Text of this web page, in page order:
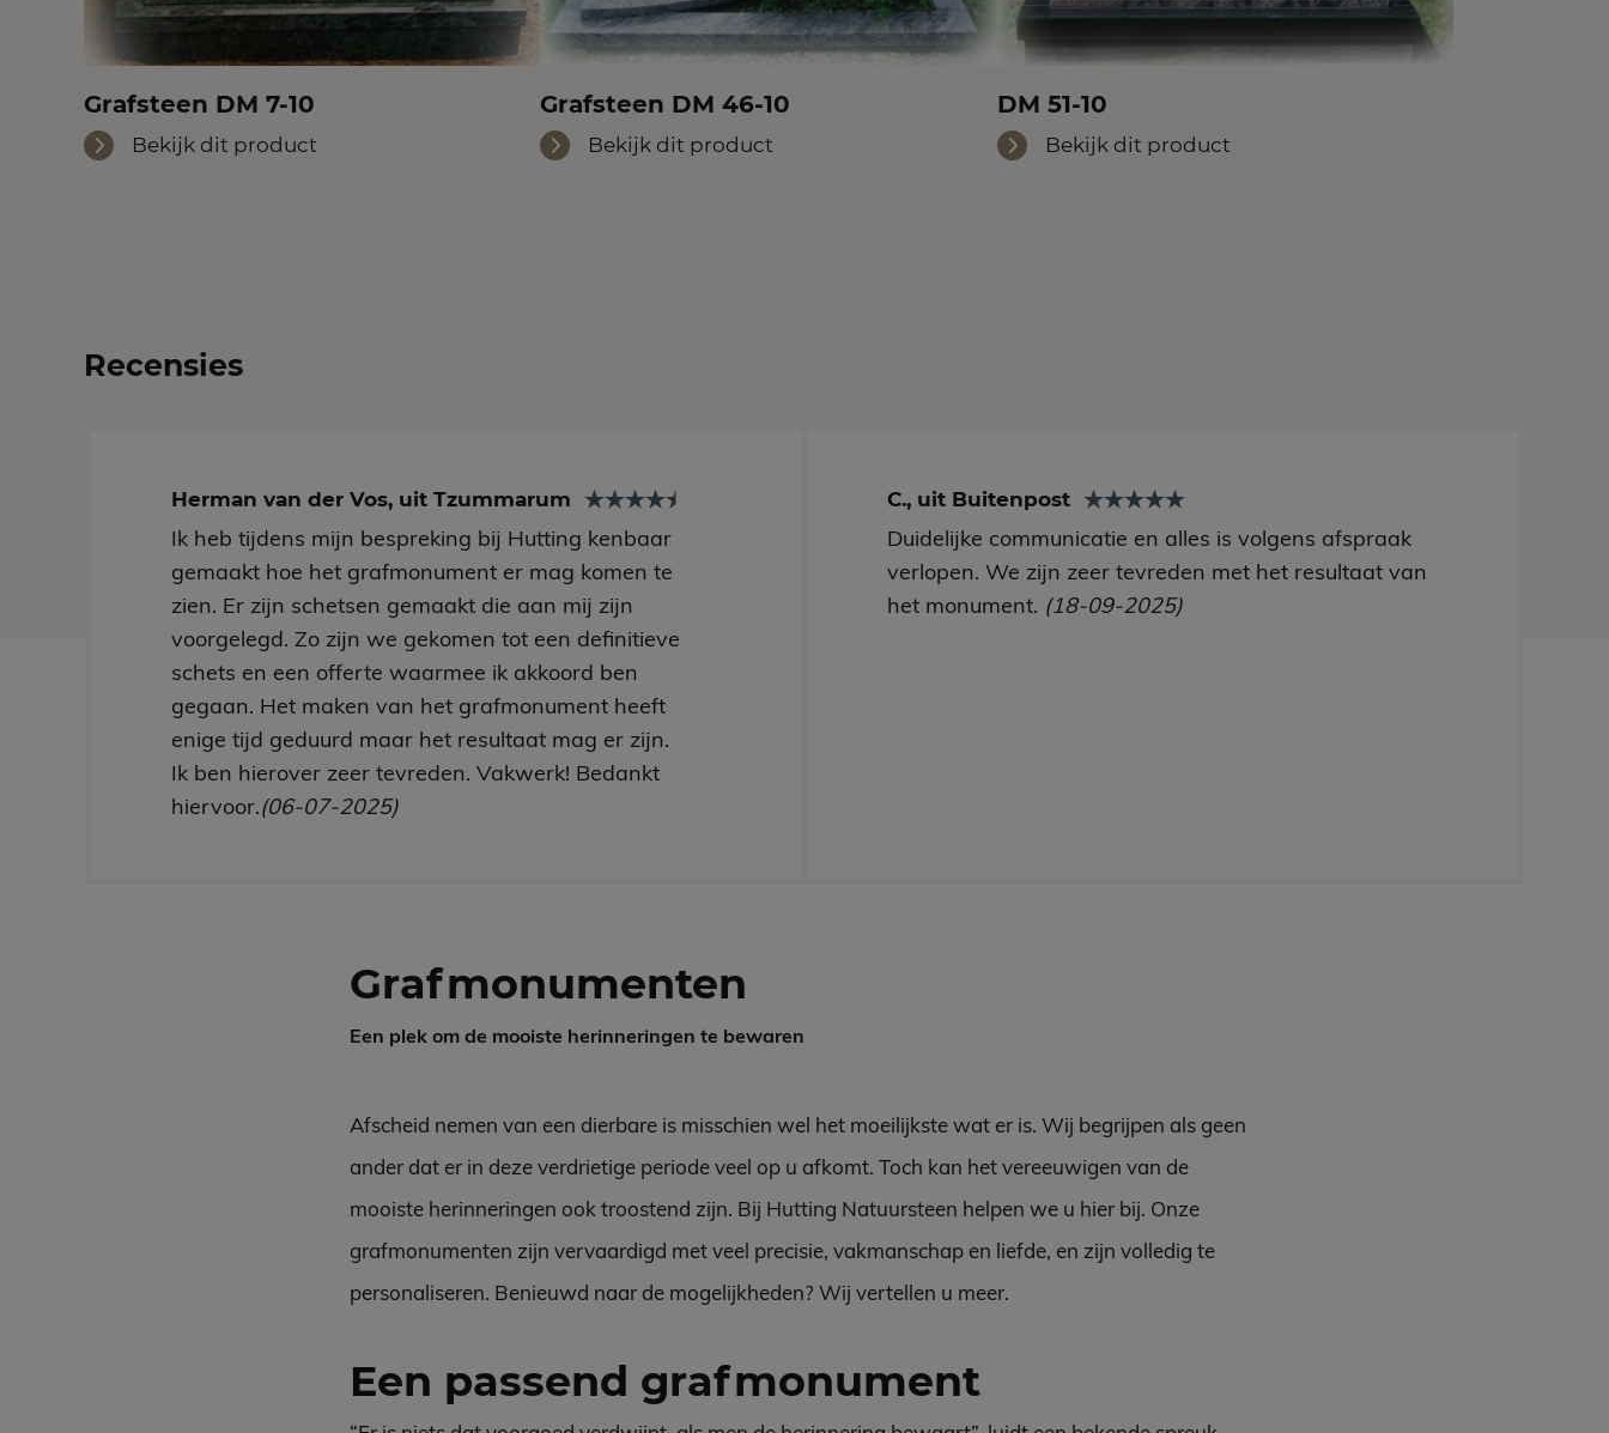
Grafsteen DM 7-10
Bekijk dit product
Grafsteen DM 46-10
Bekijk dit product
DM 51-10
Bekijk dit product
Recensies
Herman van der Vos, uit Tzummarum
Ik heb tijdens mijn bespreking bij Hutting kenbaar
gemaakt hoe het grafmonument er mag komen te
zien. Er zijn schetsen gemaakt die aan mij zijn
voorgelegd. Zo zijn we gekomen tot een definitieve
schets en een offerte waarmee ik akkoord ben
gegaan. Het maken van het grafmonument heeft
enige tijd geduurd maar het resultaat mag er zijn.
Ik ben hierover zeer tevreden. Vakwerk! Bedankt
hiervoor.(06-07-2025)
C., uit Buitenpost
Duidelijke communicatie en alles is volgens afspraak
verlopen. We zijn zeer tevreden met het resultaat van
het monument. (18-09-2025)
Grafmonumenten
Een plek om de mooiste herinneringen te bewaren
Afscheid nemen van een dierbare is misschien wel het moeilijkste wat er is. Wij begrijpen als geen
ander dat er in deze verdrietige periode veel op u afkomt. Toch kan het vereeuwigen van de
mooiste herinneringen ook troostend zijn. Bij Hutting Natuursteen helpen we u hier bij. Onze
grafmonumenten zijn vervaardigd met veel precisie, vakmanschap en liefde, en zijn volledig te
personaliseren. Benieuwd naar de mogelijkheden? Wij vertellen u meer.
Een passend grafmonument